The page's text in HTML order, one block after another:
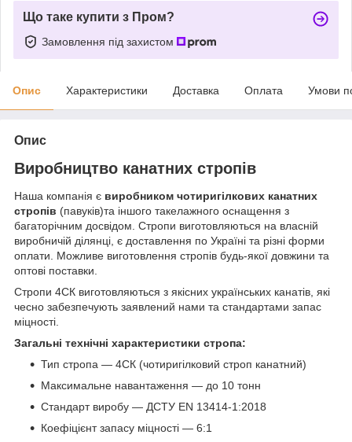
Що таке купити з Пром?
Замовлення під захистом
Опис Характеристики Доставка Оплата Умови
Опис
Виробництво канатних стропів
Наша компанія є виробником чотиригілкових канатних
стропів (павуків)та іншого такелажного оснащення з
багаторічним досвідом. Стропи виготовляються на власній
виробничій ділянці, є доставлення по Україні та різні форми
оплати. Можливе виготовлення стропів будь-якої довжини та
оптові поставки.
Стропи 4СК виготовляються з якісних українських канатів, які
чесно забезпечують заявлений нами та стандартами запас
міцності.
Загальні технічні характеристики стропа:
Тип стропа — 4СК (чотиригілковий строп канатний)
Максимальне навантаження — до 10 тонн
Стандарт виробу — ДСТУ EN 13414-1:2018
Коефіцієнт запасу міцності — 6:1